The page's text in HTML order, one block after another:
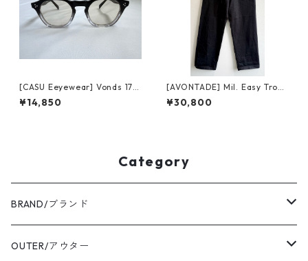
[CASU Eeyewear] Vonds 172
-3 black/clear キャスアイウ
ェア ボンズ
¥14,850
[AVONTADE] Mil. Easy Trous
ers VTD-0506-PT アボンタ
ージ イージートラウザーズ la
¥30,800
Category
BRAND/ブランド
ordinary fits/オーディナリーフィッツ
OUTER/アウター